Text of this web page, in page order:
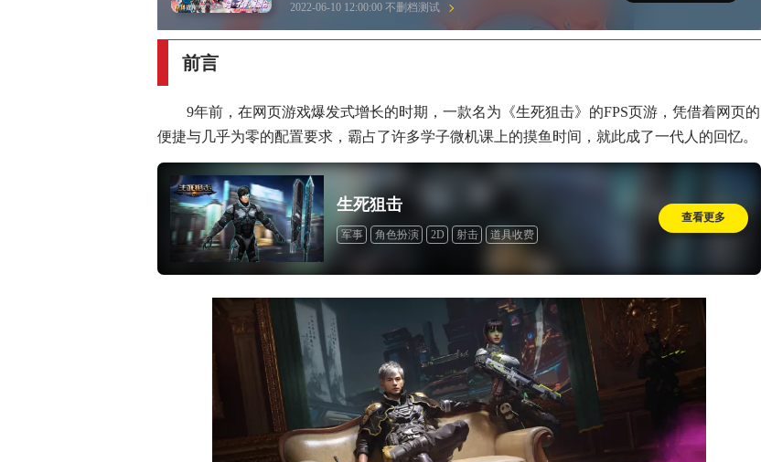
2022-06-10 12:00:00 不删档测试
前言
9年前，在网页游戏爆发式增长的时期，一款名为《生死狙击》的FPS页游，凭借着网页的
便捷与几乎为零的配置要求，霸占了许多学子微机课上的摸鱼时间，就此成了一代人的回忆。
生死狙击
军事 角色扮演 2D 射击 道具收费
查看更多